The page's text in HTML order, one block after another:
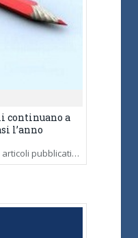
continuano a
l’anno
articoli pubblicati…